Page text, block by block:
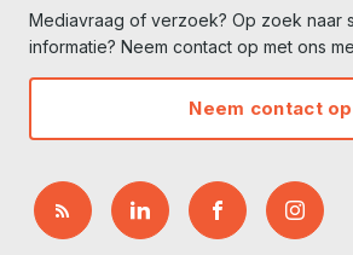
Mediavraag of verzoek? Op zoek naar
informatie? Neem contact op met ons
Neem contact op